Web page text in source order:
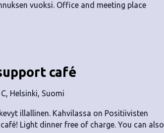
vuoksi. Office and meeting place
café
Helsinki, Suomi
illallinen. Kahvilassa on Positiivisten
Light dinner free of charge. You can also